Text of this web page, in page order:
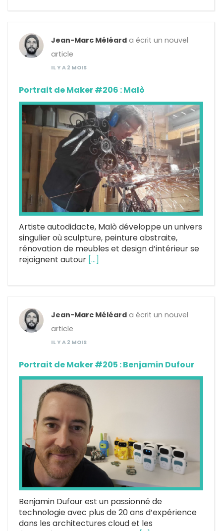
Jean-Marc Méléard a écrit un nouvel
article
IL Y A 2 MOIS
Portrait de Maker #206 : Malò
Artiste autodidacte, Malò développe un univers
singulier où sculpture, peinture abstraite,
rénovation de meubles et design d’intérieur se
rejoignent autour […]
Jean-Marc Méléard a écrit un nouvel
article
IL Y A 2 MOIS
Portrait de Maker #205 : Benjamin Dufour
Benjamin Dufour est un passionné de
technologie avec plus de 20 ans d’expérience
dans les architectures cloud et les